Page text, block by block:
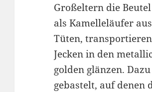
Großeltern die
als Kamelleläufer
Tüten,
Jecken in den
golden glänzen.
gebastelt, auf denen